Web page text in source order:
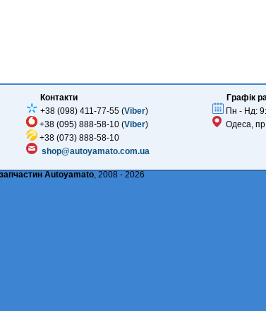
Контакти
+38 (098) 411-77-55 (Viber)
+38 (095) 888-58-10 (Viber)
+38 (073) 888-58-10
shop@autoyamato.com.ua
Графік
Пн - Нд:
Одеса,
Autoyamato, 2008 - 2026